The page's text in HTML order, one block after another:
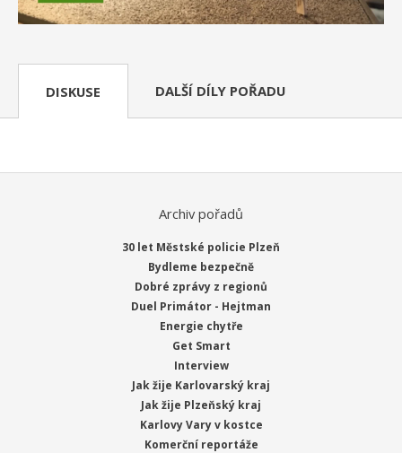
DISKUSE DALŠÍ DÍLY POŘADU
Archiv pořadů
30 let Městské policie Plzeň
Bydleme bezpečně
Dobré zprávy z regionů
Duel Primátor - Hejtman
Energie chytře
Get Smart
Interview
Jak žije Karlovarský kraj
Jak žije Plzeňský kraj
Karlovy Vary v kostce
Komerční reportáže